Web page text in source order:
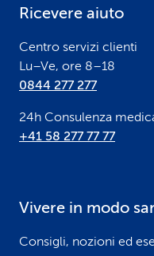
Ricevere aiuto
Centro servizi clienti
Lu–Ve, ore 8–18
0844 277 277
24h Consulenza
+41 58 277 77 77
Vivere in modo
Consigli, nozioni ed